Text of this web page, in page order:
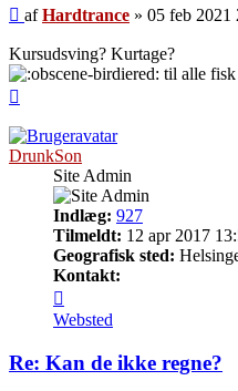
Indlæg
afHardtrance » 05 feb 2021
Kursudsving? Kurtage?
til alle fisk
DrunkSon
Site Admin
Indlæg: 927
Tilmeldt: 12 apr 2017
Geografisk sted:
Kontakt:
DrunkSon
Websted
Re: Kan de ikke regne?